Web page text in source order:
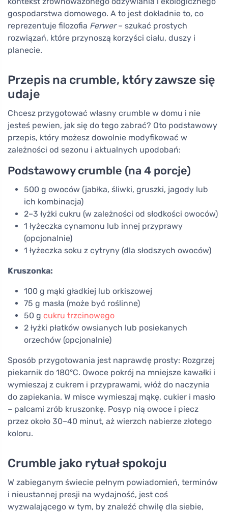
gospodarstwa domowego. A to jest dokładnie to, co
reprezentuje filozofia Ferwer– szukać prostych
rozwiązań, które przynoszą korzyści ciału, duszy i
planecie.
Przepis na crumble, który zawsze się
udaje
Chcesz przygotować własny crumble w domu i nie
jesteś pewien, jak się do tego zabrać? Oto podstawowy
przepis, który możesz dowolnie modyfikować w
zależności od sezonu i aktualnych upodobań:
Podstawowy crumble (na 4 porcje)
500 g owoców (jabłka, śliwki, gruszki, jagody lub
ich kombinacja)
2–3 łyżki cukru (w zależności od słodkości owoców)
1 łyżeczka cynamonu lub innej przyprawy
(opcjonalnie)
1 łyżeczka soku z cytryny (dla słodszych owoców)
Kruszonka:
100 g mąki gładkiej lub orkiszowej
75 g masła (może być roślinne)
50 g cukru trzcinowego
2 łyżki płatków owsianych lub posiekanych
orzechów (opcjonalnie)
Sposób przygotowania jest naprawdę prosty: Rozgrzej
piekarnik do 180°C. Owoce pokrój na mniejsze kawałki i
wymieszaj z cukrem i przyprawami, włóż do naczynia
do zapiekania. W misce wymieszaj mąkę, cukier i masło
– palcami zrób kruszonkę. Posyp nią owoce i piecz
przez około 30–40 minut, aż wierzch nabierze złotego
koloru.
Crumble jako rytuał spokoju
W zabieganym świecie pełnym powiadomień, terminów
i nieustannej presji na wydajność, jest coś
wyzwalającego w tym, by znaleźć chwilę dla siebie,